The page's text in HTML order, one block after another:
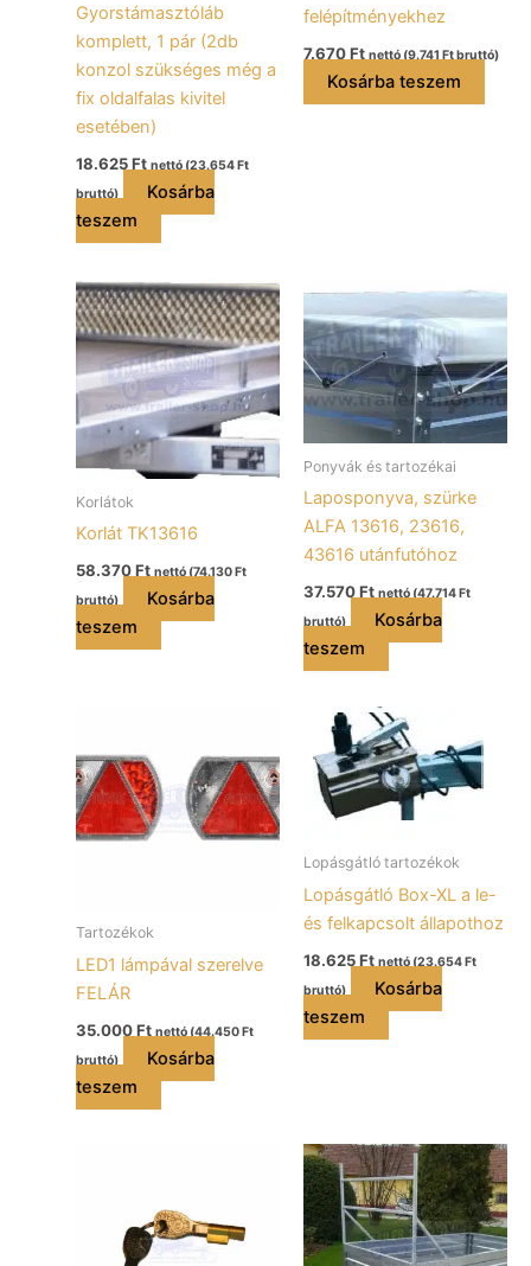
Gyorstámasztóláb
komplett, 1 pár (2db
konzol szükséges még a
fix oldalfalas kivitel
esetében)
18.625Ft nettó (23.654 Ft
bruttó)
Kosárba
teszem
felépítményekhez
7.670Ft nettó (9.741 Ftbruttó)
Kosárba teszem
Korlátok
Korlát TK13616
58.370Ft nettó (74.130 Ft
bruttó)
Kosárba
teszem
Ponyvák és tartozékai
Laposponyva, szürke
ALFA 13616, 23616,
43616 utánfutóhoz
37.570Ft nettó (47.714 Ft
bruttó)
Kosárba
teszem
Tartozékok
LED1 lámpával szerelve
FELÁR
35.000Ft nettó (44.450Ft
bruttó)
Kosárba
teszem
Lopásgátló tartozékok
Lopásgátló Box-XL a le-
és felkapcsolt állapothoz
18.625Ft nettó (23.654Ft
bruttó)
Kosárba
teszem